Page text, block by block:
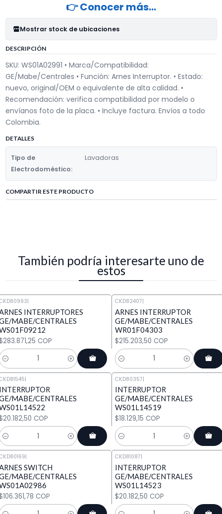
👉 Conocer más…
Mostrar stock de ubicaciones
DESCRIPCIÓN
SKU: WS01A02991 • Marca/Compatibilidad:
GE/Mabe/Centrales • Función: Arnes Interruptor. • Estado:
nuevo, original/OEM o equivalente de alta calidad. •
Recomendación: verifica compatibilidad por modelo o
envíanos foto de la placa. • Incluye factura. Envíos a todo
Colombia.
DETALLES
Tipo de
Electrodoméstico:
Lavadoras
COMPARTIR ESTE PRODUCTO
También podría interesarte uno de
estos
|
INTERRUPTORES
MABE/CENTRALES
COP
CKD82407|
ARNES INTERRUPTOR
GE/MABE/CENTRALES
WR01F04303
$215.203,50 COP
Cantidad
|
MABE/CENTRALES
COP
CKD80357|
INTERRUPTOR
GE/MABE/CENTRALES
WS01L14519
$18.129,15 COP
Cantidad
|
SWITCH
MABE/CENTRALES
COP
CKD81087|
INTERRUPTOR
GE/MABE/CENTRALES
WS01L14523
$20.182,50 COP